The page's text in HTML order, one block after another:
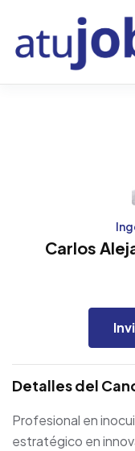
Carlos
Detalles del
Profesional en
estratégico en